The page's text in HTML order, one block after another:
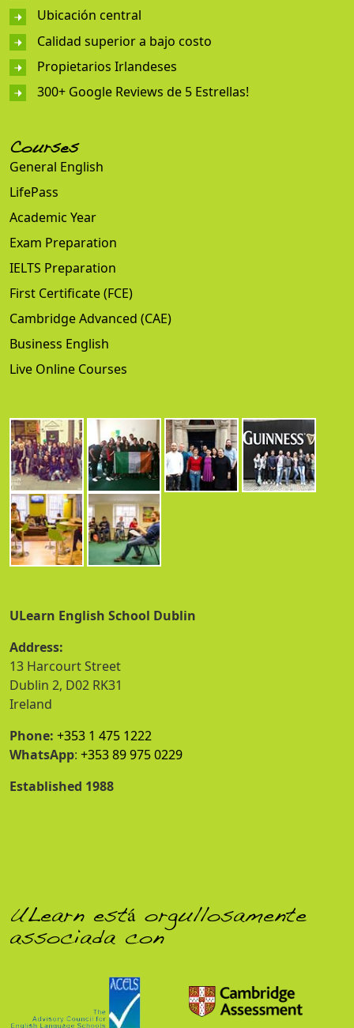
Ubicación central
Calidad superior a bajo costo
Propietarios Irlandeses
300+ Google Reviews de 5 Estrellas!
Courses
General English
LifePass
Academic Year
Exam Preparation
IELTS Preparation
First Certificate (FCE)
Cambridge Advanced (CAE)
Business English
Live Online Courses
ULearn English School Dublin
Address:
13 Harcourt Street
Dublin 2, D02 RK31
Ireland
Phone: +353 1 475 1222
WhatsApp: +353 89 975 0229
Established 1988
ULearn está orgullosamente
associada con